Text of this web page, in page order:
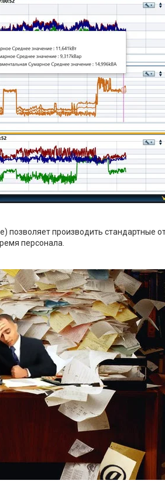
позволяет производить стандартные
персонала.